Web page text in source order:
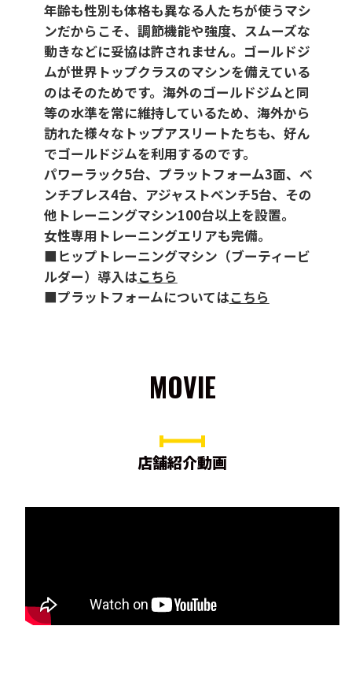
年齢も性別も体格も異なる人たちが使うマシ
ンだからこそ、調節機能や強度、スムーズな
動きなどに妥協は許されません。ゴールドジ
ムが世界トップクラスのマシンを備えている
のはそのためです。海外のゴールドジムと同
等の水準を常に維持しているため、海外から
訪れた様々なトップアスリートたちも、好ん
でゴールドジムを利用するのです。
パワーラック5台、プラットフォーム3面、ベ
ンチプレス4台、アジャストベンチ5台、その
他トレーニングマシン100台以上を設置。
女性専用トレーニングエリアも完備。
■ヒップトレーニングマシン（ブーティービ
ルダー）導入はこちら
■プラットフォームについてはこちら
MOVIE
店舗紹介動画